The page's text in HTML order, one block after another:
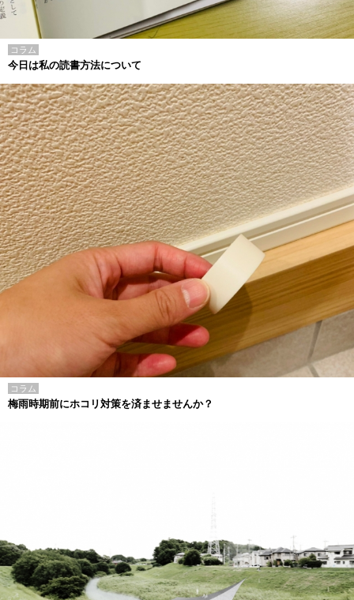
コラム
今日は私の読書方法について
コラム
梅雨時期前にホコリ対策を済ませませんか？